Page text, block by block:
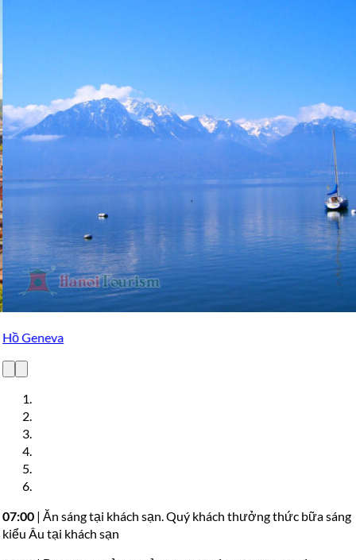
Đài phun nước JetdEau
07:00 | Ăn sáng tại khách sạn. Quý khách thưởng thức bữa sáng
kiểu Âu tại khách sạn